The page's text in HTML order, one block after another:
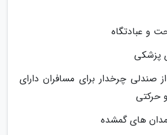
و عبادتگاه
پزشکی
صندلی چرخدار برای مسافران دارای
حرکتی
های گمشده